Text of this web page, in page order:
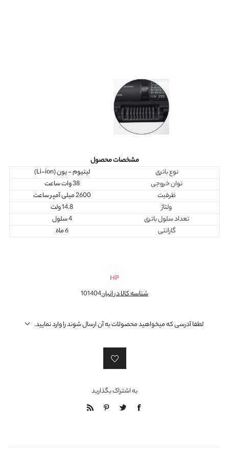
مشخصات محصول
نوع باتری
لیتیوم - یون (Li-ion)
توان خروجی
38 وات ساعت
ظرفیت
2600 میلی آمپر ساعت
ولتاژ
14.8 ولت
تعداد سلول باتری
4 سلول
گارانتی
6 ماه
HP
شناسه کالا در انبار:101404
لطفا آدرسی که میخواهید محصولات به آن ارسال شوند را وارد نمایید.
به اشتراک بگذارید